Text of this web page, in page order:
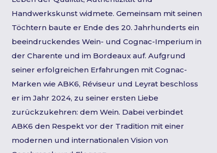
Handwerkskunst widmete. Gemeinsam mit seinen
Töchtern baute er Ende des 20. Jahrhunderts ein
beeindruckendes Wein- und Cognac-Imperium in
der Charente und im Bordeaux auf. Aufgrund
seiner erfolgreichen Erfahrungen mit Cognac-
Marken wie ABK6, Réviseur und Leyrat beschloss
er im Jahr 2024, zu seiner ersten Liebe
zurückzukehren: dem Wein. Dabei verbindet
ABK6 den Respekt vor der Tradition mit einer
modernen und internationalen Vision von